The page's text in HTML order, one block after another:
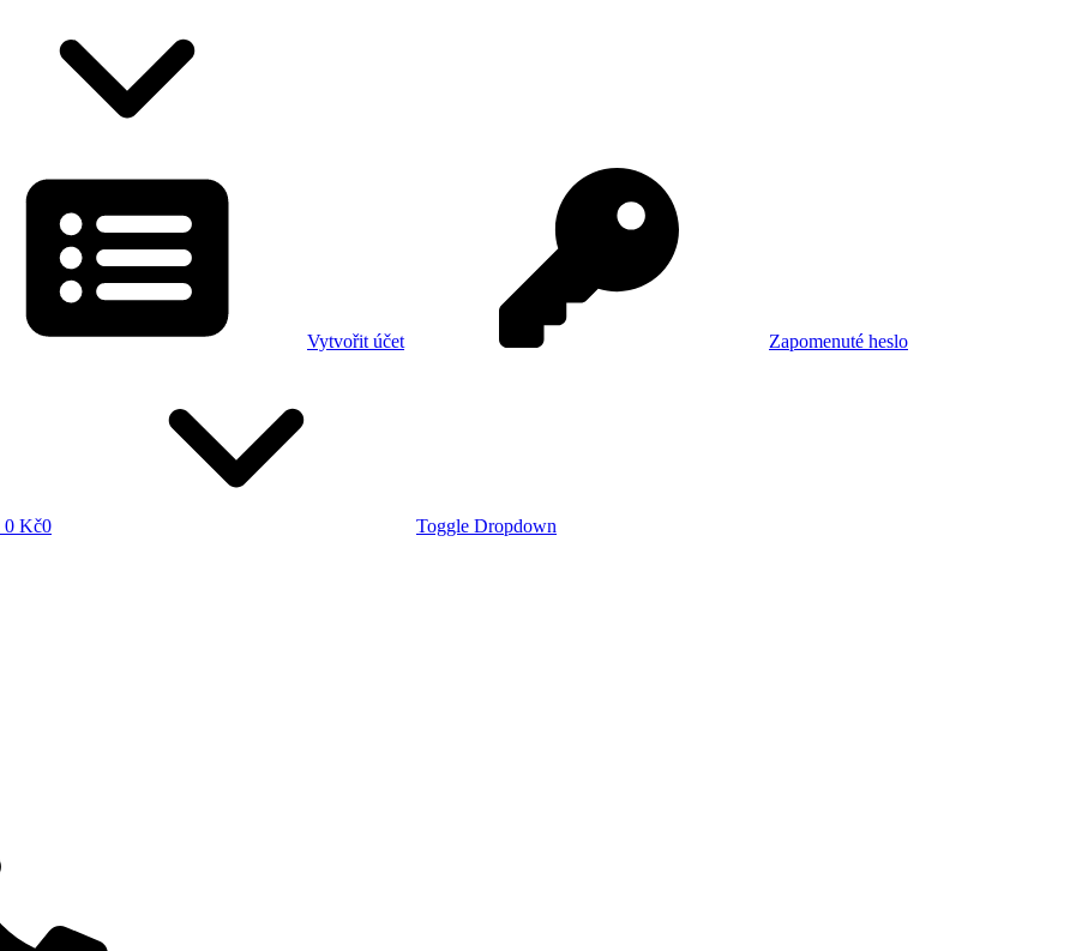
Vytvořit účet Zapomenuté heslo
0 Kč0
Toggle Dropdown